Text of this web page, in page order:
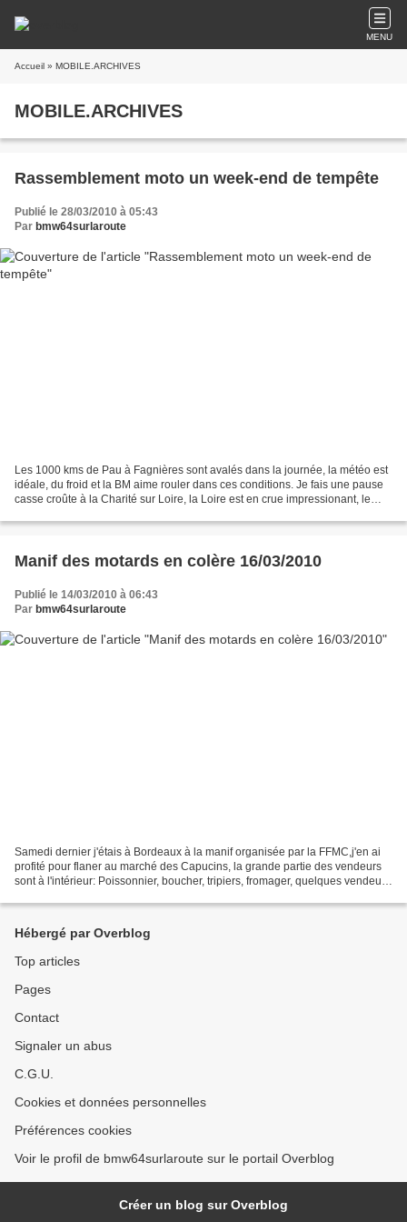
MENU
Accueil » MOBILE.ARCHIVES
MOBILE.ARCHIVES
Rassemblement moto un week-end de tempête
Publié le 28/03/2010 à 05:43
Par bmw64surlaroute
Les 1000 kms de Pau à Fagnières sont avalés dans la journée, la météo est
idéale, du froid et la BM aime rouler dans ces conditions. Je fais une pause
casse croûte à la Charité sur Loire, la Loire est en crue impressionant, le
Manif des motards en colère 16/03/2010
Publié le 14/03/2010 à 06:43
Par bmw64surlaroute
Samedi dernier j'étais à Bordeaux à la manif organisée par la FFMC,j'en ai
profité pour flaner au marché des Capucins, la grande partie des vendeurs
sont à l'intérieur: Poissonnier, boucher, tripiers, fromager, quelques vendeurs
Hébergé par Overblog
Top articles
Pages
Contact
Signaler un abus
C.G.U.
Cookies et données personnelles
Préférences cookies
Voir le profil de bmw64surlaroute sur le portail Overblog
Créer un blog sur Overblog